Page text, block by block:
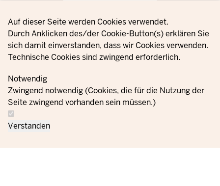
Privacy settings
Auf dieser Seite werden Cookies verwendet.
Durch Anklicken des/der Cookie-Button(s) erklären Sie
sich damit einverstanden, dass wir Cookies verwenden.
Technische Cookies sind zwingend erforderlich.
Notwendig
Zwingend notwendig (Cookies, die für die Nutzung der
Seite zwingend vorhanden sein müssen.)
Verstanden